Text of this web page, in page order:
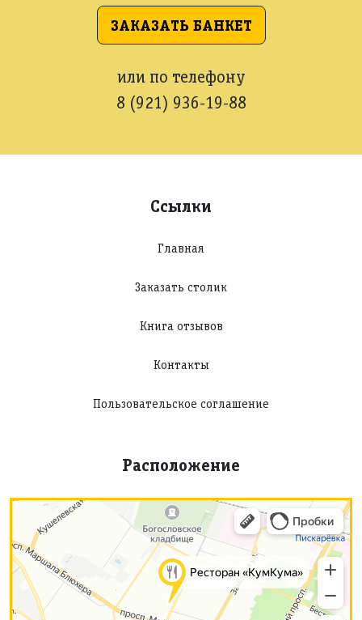
ЗАКАЗАТЬ БАНКЕТ
или по телефону
8 (921) 936-19-88
Ссылки
Главная
Заказать столик
Книга отзывов
Контакты
Пользовательское соглашение
Расположение